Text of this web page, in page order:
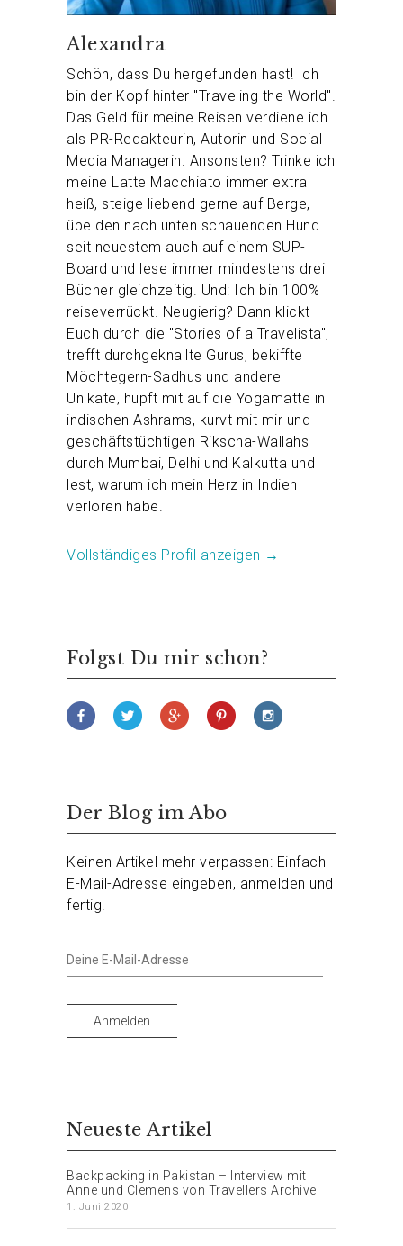
Alexandra
Schön, dass Du hergefunden hast! Ich
bin der Kopf hinter "Traveling the World".
Das Geld für meine Reisen verdiene ich
als PR-Redakteurin, Autorin und Social
Media Managerin. Ansonsten? Trinke ich
meine Latte Macchiato immer extra
heiß, steige liebend gerne auf Berge,
übe den nach unten schauenden Hund
seit neuestem auch auf einem SUP-
Board und lese immer mindestens drei
Bücher gleichzeitig. Und: Ich bin 100%
reiseverrückt. Neugierig? Dann klickt
Euch durch die "Stories of a Travelista",
trefft durchgeknallte Gurus, bekiffte
Möchtegern-Sadhus und andere
Unikate, hüpft mit auf die Yogamatte in
indischen Ashrams, kurvt mit mir und
geschäftstüchtigen Rikscha-Wallahs
durch Mumbai, Delhi und Kalkutta und
lest, warum ich mein Herz in Indien
verloren habe.
Vollständiges Profil anzeigen →
Folgst Du mir schon?
Der Blog im Abo
Keinen Artikel mehr verpassen: Einfach
E-Mail-Adresse eingeben, anmelden und
fertig!
Deine
E-
Adresse
Anmelden
Neueste Artikel
Backpacking in Pakistan – Interview mit
Anne und Clemens von Travellers Archive
1. Juni 2020